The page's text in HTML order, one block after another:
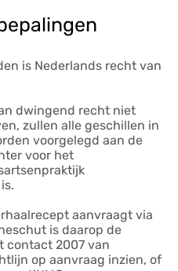
is Nederlands recht van
dwingend recht niet
zullen alle geschillen in
voorgelegd aan de
voor het
aanvraagt via
is daarop de
contact 2007 van
op aanvraag inzien, of